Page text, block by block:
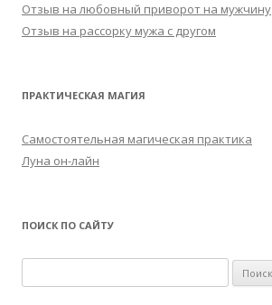
Отзыв на любовный приворот на мужчину
Отзыв на рассорку мужа с другом
ПРАКТИЧЕСКАЯ МАГИЯ
Самостоятельная магическая практика
Луна он-лайн
ПОИСК ПО САЙТУ